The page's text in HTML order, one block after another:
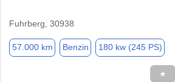
Fuhrberg, 30938
57.000 km Benzin 180 kw (245 PS)
★